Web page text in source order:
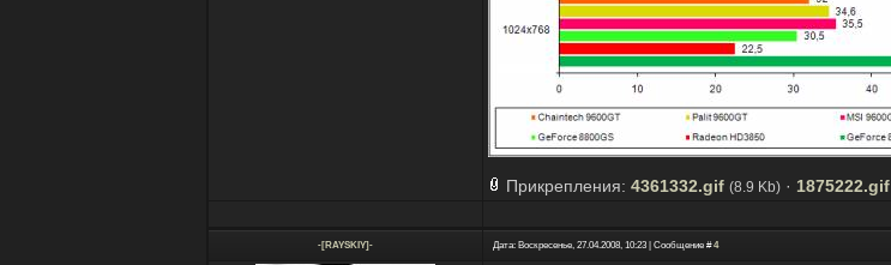
Прикрепления: 4361332.gif (8.9 Kb) · 1875222.gif
-[RAYSKIY]- Дата: Воскресенье, 27.04.2008, 10:23 | Сообщение #4